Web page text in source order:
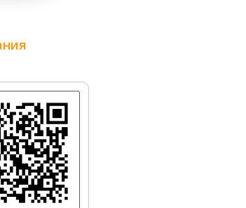
1916 года
округа путей сообщения.
в Киев и непосредственно
для раненых во время боевых
комиссия осмотрела только что
инженер Николай